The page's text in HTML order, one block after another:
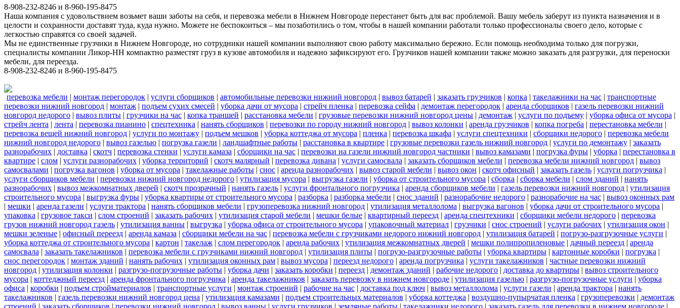
8-908-232-8246 и 8-960-195-8475
Наша компания с удовольствием возьмет ваши заботы на себя, и перевозка мебели в Нижнем Новгороде перестанет быть для вас проблемой. Вашу мебель заберут из пункта назначения и в
целости и сохранности доставят туда, куда нужно. Можете не беспокоиться – мы позаботились о том, чтобы в нашей компании работали только профессионалы своего дело, которые с
легкостью справятся со своей задачей.
Мы не единственные грузчики в Нижнем Новгороде, но сотрудники нашей компании выполняют свою работу максимально бережно. Если помощь необходима только для погрузки,
специалисты компании Ликор-НН компактно разместят груз в кузове автомобиля и надежно зафиксируют его. Грузчиков нашей компании также можно заказать для разгрузки, для переноски
мебели, для переезда.
8-908-232-8246 и 8-960-195-8475
перевозка мебели | монтаж перегородок | услуги сборщиков | автомобильные перевозки нижний новгород | вывоз батарей | заказать грузчиков | копка | такелажники на час | транспортные
перевозки нижний новгород | монтаж | подъем сухих смесей | уборка дачи от мусора | стрейч пленка | перевозка сейфа | демонтаж перегородок | аренда сборщиков | газель перевозки нижний
новгород недорого | вывоз плиты | грузчики на час | копка траншей | расстановка мебели | грузовые перевозки нижний новгород цены | демонтаж | услуги по подъему | уборка офиса от мусора |
стрейч лента | лента | перевозка пианино | спецтехника | нанять сборщиков | перевозки по городу нижний новгород | вывоз колонки | аренда грузчиков | копка погреба | перестановка мебели |
перевозка вещей нижний новгород | услуги по монтажу | подъем мешков | уборка коттеджа от мусора | пленка | перевозка шкафа | услуги спецтехники | сборщики недорого | перевозка мебели
нижний новгород недорого | вывоз газелью | погрузка газели | ландшафтные работы | расстановка в квартире | грузовые перевозки газель нижний новгород | услуги по демонтажу | заказать
разнорабочих | доставка | скотч | перевозка стенки | услуги камаза | сборщики на час | перевозки на газели нижний новгород частники | вывоз камазами | погрузка фуры | уборка | перестановка в
квартире | слом | услуги разнорабочих | уборка территорий | скотч малярный | перевозка дивана | услуги самосвала | заказать сборщиков мебели | перевозка мебели нижний новгород | вывоз
самосвалами | погрузка вагонов | уборка от мусора | такелажные работы | снос | аренда разнорабочих | вывоз старой мебели | вывоз окон | скотч офисный | заказать газель | услуги погрузчика |
услуги сборщиков мебели | перевозки нижний новгород недорого | утилизация мусора | выгрузка газели | уборка от строительного мусора | сборка | сборка мебели | слом зданий | нанять
разнорабочих | вывоз межкомнатных дверей | скотч прозрачный | нанять газель | услуги фронтального погрузчика | аренда сборщиков мебели | газель перевозки нижний новгород | утилизация
строительного мусора | выгрузка фуры | уборка квартиры от строительного мусора | разборка | разборка мебели | снос зданий | разнорабочие недорого | разнорабочие на час | вывоз оконных рам
| мешки | аренда газели | услуги трактора | нанять сборщиков мебели | грузоперевозка нижний новгород | утилизация металлолома | выгрузка вагонов | уборка дачи от строительного мусора |
упаковка | грузовое такси | слом строений | заказать рабочих | утилизация старой мебели | мешки белые | квартирный переезд | аренда спецтехники | сборщики мебели недорого | перевозка
грузов нижний новгород газель | утилизация ванны | выгрузка | уборка офиса от строительного мусора | упаковочный материал | грузчики | снос строений | услуги рабочих | утилизация окон |
мешки зеленые | офисный переезд | аренда камаза | сборщики мебели на час | перевозка мебели с грузчиками недорого нижний новгород | утилизация батарей | погрузо-разгрузочные услуги |
уборка коттеджа от строительного мусора | картон | такелаж | слом перегородок | аренда рабочих | утилизация межкомнатных дверей | мешки полипропиленовые | дачный переезд | аренда
самосвала | заказать такелажников | перевозка мебели с грузчиками нижний новгород | утилизация плиты | погрузо-разгрузочные работы | уборка квартиры | картонные коробки | погрузка |
снос перегородок | монтаж зданий | нанять рабочих | утилизация оконных рам | вывоз мусора | переезд недорого | аренда погрузчика | услуги такелажников | частные перевозки нижний
новгород | утилизация колонки | разгрузо-погрузочные работы | уборка дачи | заказать коробки | переезд | демонтаж зданий | рабочие недорого | доставка до квартиры | вывоз строительного
мусора | коттеджный переезд | аренда фронтального погрузчика | аренда такелажников | заказать перевозку в нижнем новгороде | утилизация газелью | разгрузо-погрузочные услуги | уборка
офиса | коробки | подъем стройматериалов | транспортные услуги | монтаж строений | рабочие на час | доставка под ключ | вывоз металлолома | услуги газели | аренда трактора | нанять
такелажников | газель перевозки нижний новгород цена | утилизация камазами | подъем строительных материалов | уборка коттеджа | воздушно-пупырчатая пленка | грузоперевозки | демонтаж
строений | заказать сборщиков | перевозки нижний новгород | вывоз ванны | услуги грузчиков | земляные работы | такелажники недорого | заказать газель для перевозки в нижнем новгороде |